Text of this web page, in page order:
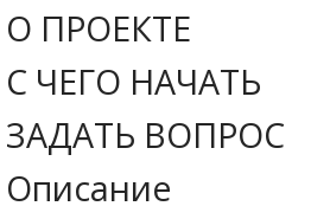
О ПРОЕКТЕ
С ЧЕГО НАЧАТЬ
ЗАДАТЬ ВОПРОС
Описание